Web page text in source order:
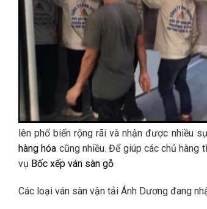
lên phổ biến rộng rãi và nhận được nhiều
hàng hóa cũng nhiều. Để giúp các chủ
vụ Bốc xếp ván sàn gỗ
Các loại ván sàn vận tải Ánh Dương đang